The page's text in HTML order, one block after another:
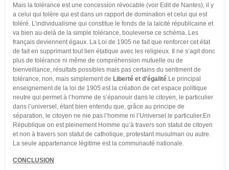
Mais la tolérance est une concession révocable (voir Edit de Nantes), il y
a celui qui tolère qui est dans un rapport de domination et celui qui est
toléré. L’individualisme qui constitue le fonds de la laïcité républicaine et
va bien au-delà de la simple tolérance, bouleverse ce schéma. Les
français deviennent égaux. La Loi de 1905 ne fait que renforcer cet état
de fait en supprimant tout lien étatique avec les religieux. Il ne s’agit donc
plus de tolérance ni même de compréhension mutuelle ou de
bienveillance, résultats possibles mais pas certains du sentiment de
tolérance, non, mais simplement de Liberté et d’égalité.Le principal
enseignement de la loi de 1905 est la création de cet espace politique
neutre qui permet à l’homme de s’épanouir dans le citoyen, le particulier
dans l’universel, étant bien entendu que, grâce au principe de
séparation, le citoyen ne nie pas l’homme ni l’Universel le particulier.En
République on est pleinement Homme qu’à travers son statut de citoyen
et non à travers son statut de catholique, protestant musulman ou autre.
La seule appartenance légitime est la communauté nationale.
CONCLUSION